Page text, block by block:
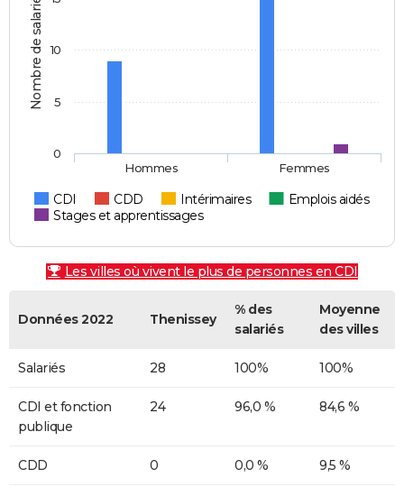
Nombre de salariés
CDI CDD Intérimaires
Emplois aidés
Stages et apprentissages
Hommes Femmes
0
5
10
Les villes où vivent le plus de personnes en CDI
Données 2022 Thenissey
% des
salariés
Moyenne
des villes
Salariés 28 100% 100%
CDI et fonction
publique
24 96,0 % 84,6 %
CDD 0 0,0 % 9,5 %